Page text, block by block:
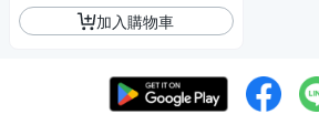
加入購物車